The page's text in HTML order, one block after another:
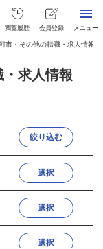
閲覧履歴 会員登録 メニュー
市・その他の転職・求人情報
求人情報
絞り込む
選択
選択
選択